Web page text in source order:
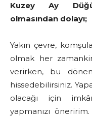
Kuzey Ay
olmasından dolayı;
Yakın çevre,
olmak her
verirken, bu
hissedebilirsiniz.
olacağı için
yapmanızı